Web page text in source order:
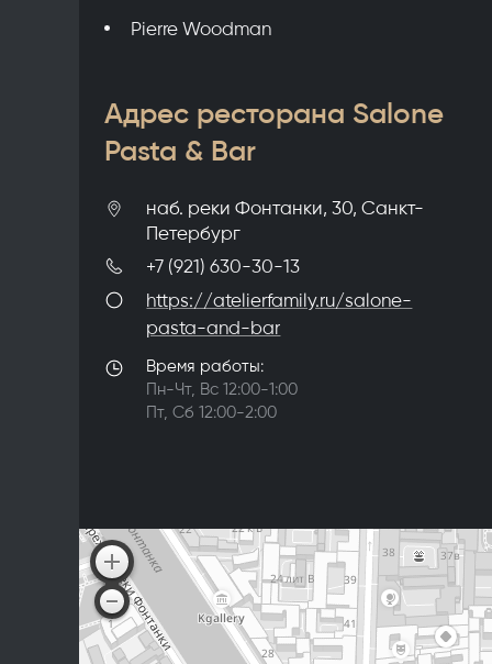
Pierre Woodman
Адрес ресторана Salone
Pasta & Bar
наб. реки Фонтанки, 30, Санкт-
Петербург
+7 (921) 630-30-13
https://atelierfamily.ru/salone-
pasta-and-bar
Время работы:
Пн-Чт, Вс 12:00-1:00
Пт, Сб 12:00-2:00